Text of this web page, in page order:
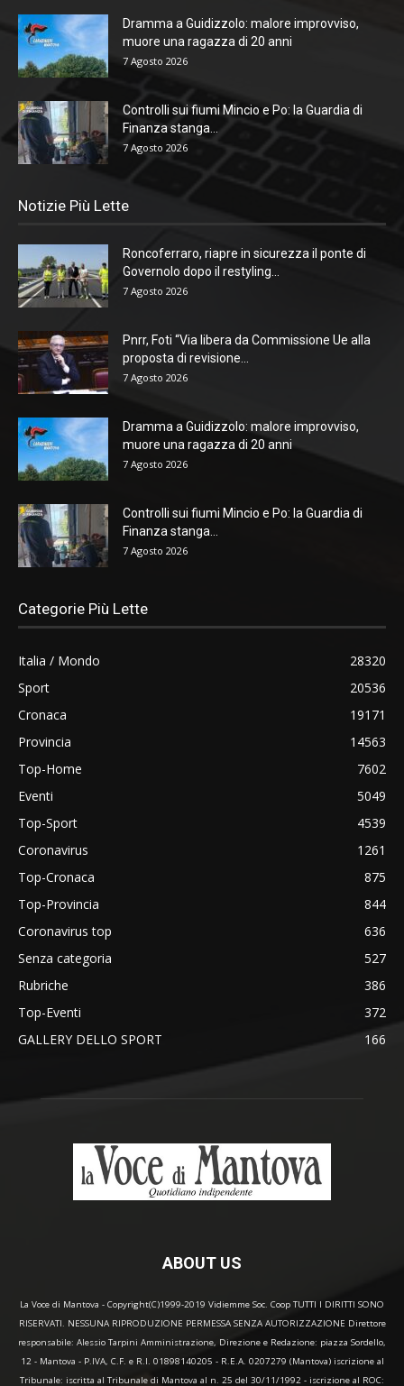
Dramma a Guidizzolo: malore improvviso,
muore una ragazza di 20 anni
7 Agosto 2026
Controlli sui fiumi Mincio e Po: la Guardia di
Finanza stanga...
7 Agosto 2026
Notizie Più Lette
Roncoferraro, riapre in sicurezza il ponte di
Governolo dopo il restyling...
7 Agosto 2026
Pnrr, Foti “Via libera da Commissione Ue alla
proposta di revisione...
7 Agosto 2026
Dramma a Guidizzolo: malore improvviso,
muore una ragazza di 20 anni
7 Agosto 2026
Controlli sui fiumi Mincio e Po: la Guardia di
Finanza stanga...
7 Agosto 2026
Categorie Più Lette
Italia / Mondo
28320
Sport
20536
Cronaca
19171
Provincia
14563
Top-Home
7602
Eventi
5049
Top-Sport
4539
Coronavirus
1261
Top-Cronaca
875
Top-Provincia
844
Coronavirus top
636
Senza categoria
527
Rubriche
386
Top-Eventi
372
GALLERY DELLO SPORT
166
ABOUT US
La Voce di Mantova - Copyright(C)1999-2019 Vidiemme Soc. Coop TUTTI I DIRITTI SONO
RISERVATI. NESSUNA RIPRODUZIONE PERMESSA SENZA AUTORIZZAZIONE Direttore
responsabile: Alessio Tarpini Amministrazione, Direzione e Redazione: piazza Sordello,
12 - Mantova - P.IVA, C.F. e R.I. 01898140205 - R.E.A. 0207279 (Mantova) iscrizione al
Tribunale: iscritta al Tribunale di Mantova al n. 25 del 30/11/1992 - iscrizione al ROC: